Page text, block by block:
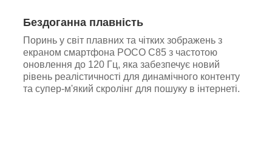
Бездоганна плавність
Поринь у світ плавних та чітких зображень з
екраном смартфона POCO C85 з частотою
оновлення до 120 Гц, яка забезпечує новий
рівень реалістичності для динамічного контенту
та супер-м'який скролінг для пошуку в інтернеті.